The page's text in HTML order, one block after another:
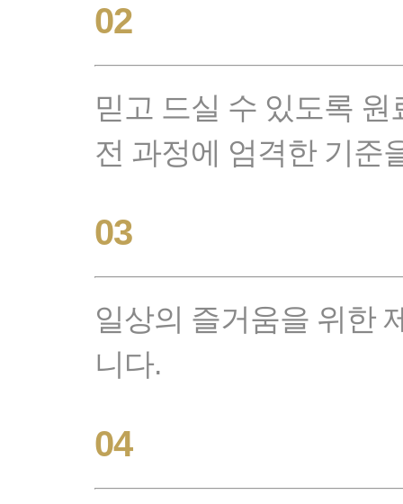
02
믿고 드실 수 있도록
전 과정에 엄격한 기준
03
일상의 즐거움을 위한
니다.
04